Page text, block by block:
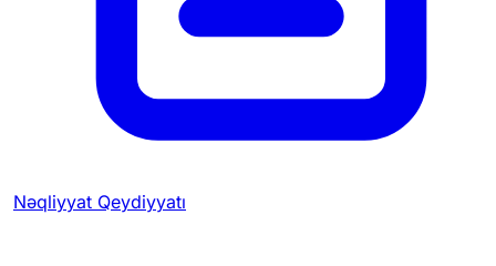
Nəqliyyat Qeydiyyatı